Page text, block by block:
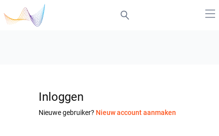
Inloggen
Nieuwe gebruiker? Nieuw account aanmaken